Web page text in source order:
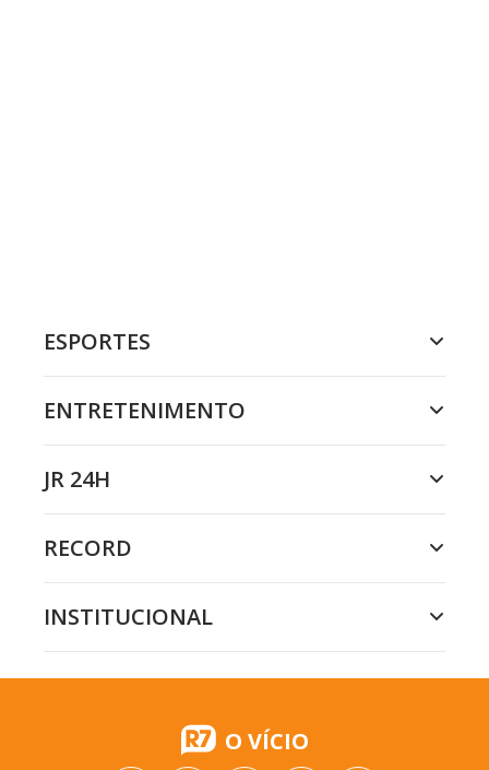
ESPORTES
ENTRETENIMENTO
JR 24H
RECORD
INSTITUCIONAL
O VÍCIO